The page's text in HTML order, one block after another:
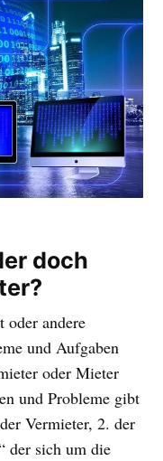
doch
oder andere
und Aufgaben
oder Mieter
und Probleme gibt
Vermieter, 2. der
der sich um die